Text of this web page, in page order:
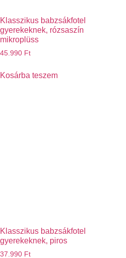
Klasszikus babzsákfotel
gyerekeknek, rózsaszín
mikroplüss
45.990 Ft
Kosárba teszem
Klasszikus babzsákfotel
gyerekeknek, piros
37.990 Ft